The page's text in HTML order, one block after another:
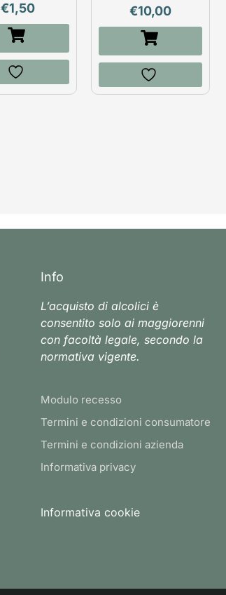
€1,50 €10,00
Info
L’acquisto di alcolici è
consentito solo ai maggiorenni
con facoltà legale, secondo la
normativa vigente.
Modulo recesso
Termini e condizioni consumatore
Termini e condizioni azienda
Informativa privacy
Informativa cookie